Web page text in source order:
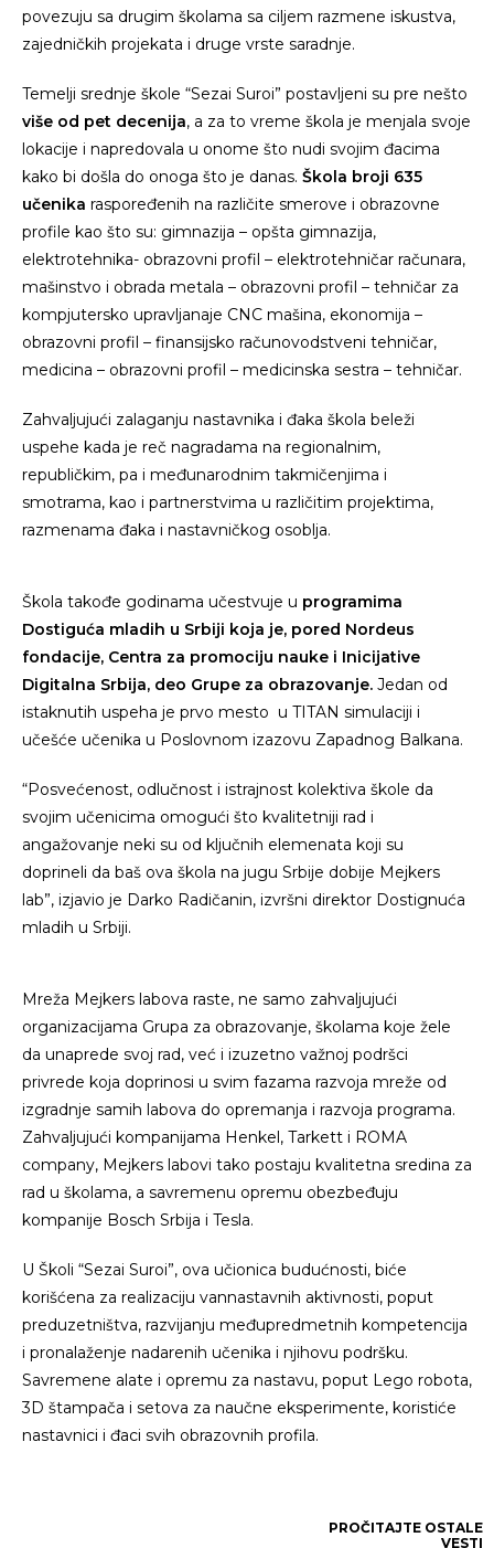
povezuju sa drugim školama sa ciljem razmene iskustva,
zajedničkih projekata i druge vrste saradnje.
Temelji srednje škole “Sezai Suroi” postavljeni su pre nešto
više od pet decenija, a za to vreme škola je menjala svoje
lokacije i napredovala u onome što nudi svojim đacima
kako bi došla do onoga što je danas. Škola broji 635
učenika raspoređenih na različite smerove i obrazovne
profile kao što su: gimnazija – opšta gimnazija,
elektrotehnika- obrazovni profil – elektrotehničar računara,
mašinstvo i obrada metala – obrazovni profil – tehničar za
kompjutersko upravljanaje CNC mašina, ekonomija –
obrazovni profil – finansijsko računovodstveni tehničar,
medicina – obrazovni profil – medicinska sestra – tehničar.
Zahvaljujući zalaganju nastavnika i đaka škola beleži
uspehe kada je reč nagradama na regionalnim,
republičkim, pa i međunarodnim takmičenjima i
smotrama, kao i partnerstvima u različitim projektima,
razmenama đaka i nastavničkog osoblja.
Škola takođe godinama učestvuje u programima
Dostiguća mladih u Srbiji koja je, pored Nordeus
fondacije, Centra za promociju nauke i Inicijative
Digitalna Srbija, deo Grupe za obrazovanje. Jedan od
istaknutih uspeha je prvo mesto u TITAN simulaciji i
učešće učenika u Poslovnom izazovu Zapadnog Balkana.
“Posvećenost, odlučnost i istrajnost kolektiva škole da
svojim učenicima omogući što kvalitetniji rad i
angažovanje neki su od ključnih elemenata koji su
doprineli da baš ova škola na jugu Srbije dobije Mejkers
lab”, izjavio je Darko Radičanin, izvršni direktor Dostignuća
mladih u Srbiji.
Mreža Mejkers labova raste, ne samo zahvaljujući
organizacijama Grupa za obrazovanje, školama koje žele
da unaprede svoj rad, već i izuzetno važnoj podršci
privrede koja doprinosi u svim fazama razvoja mreže od
izgradnje samih labova do opremanja i razvoja programa.
Zahvaljujući kompanijama Henkel, Tarkett i ROMA
company, Mejkers labovi tako postaju kvalitetna sredina za
rad u školama, a savremenu opremu obezbeđuju
kompanije Bosch Srbija i Tesla.
U Školi “Sezai Suroi”, ova učionica budućnosti, biće
korišćena za realizaciju vannastavnih aktivnosti, poput
preduzetništva, razvijanju međupredmetnih kompetencija
i pronalaženje nadarenih učenika i njihovu podršku.
Savremene alate i opremu za nastavu, poput Lego robota,
3D štampača i setova za naučne eksperimente, koristiće
nastavnici i đaci svih obrazovnih profila.
PROČITAJTE OSTALE
VESTI